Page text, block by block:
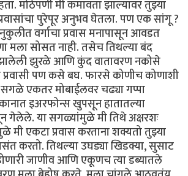
मोठेपणी मी कमावता झाल्यावर तुझ्या
प्रवासांचा पुरेपूर अनुभव घेतला. पण एक सांगू ?
वर्गाचा प्रवास मनापासून आवडत
मला सोसत नाही. तसेच तिथल्या बंद
झुरळे आणि कुंद वातावरण नकोसे
प्रवासी पण कसे बघ. फारसे कोणीच कोणाशी
एकतर मोबाईलवर चढ्या गप्पा
कानात इअरफोन्स खुपसून हातातल्या
गेलेले. या सगळ्यांमुळे मी तिथे अक्षरशः
मी एकटा प्रवास करताना शक्यतो तुझ्या
करतो. तिथल्या उघड्या खिडक्या, सुसाट
जाणीव आणि एकूणच त्या डब्यातले